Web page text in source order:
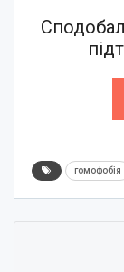
гомофобія